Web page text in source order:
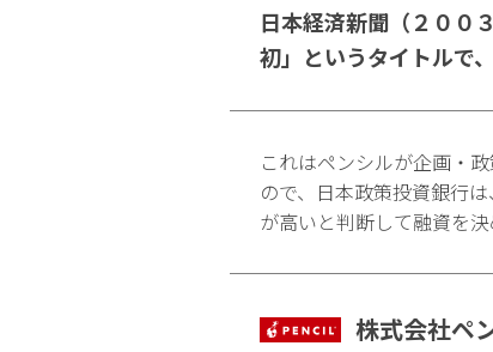
日本経済新聞（２００
初」というタイトルで
これはペンシルが企画・
ので、日本政策投資銀行
が高いと判断して融資を
株式会社ペ